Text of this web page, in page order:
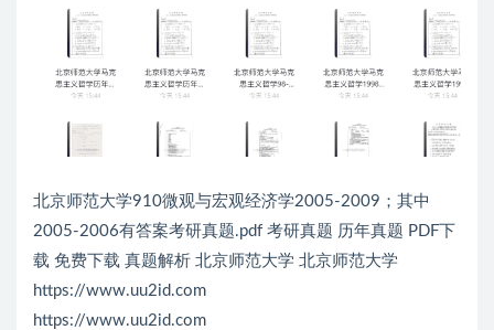
北京师范大学910微观与宏观经济学2005-2009；其中
2005-2006有答案考研真题.pdf 考研真题 历年真题 PDF下
载 免费下载 真题解析 北京师范大学 北京师范大学
https://www.uu2id.com
https://www.uu2id.com